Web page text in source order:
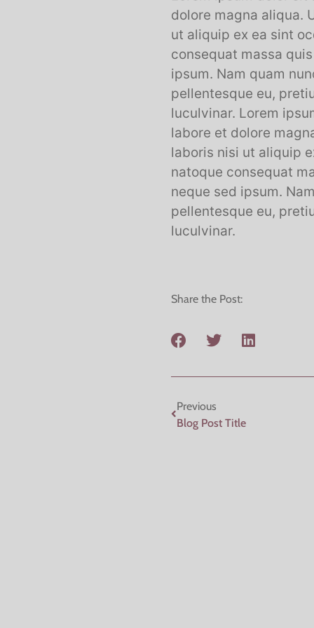
dolore magna aliqua.
ut aliquip ex ea sint
consequat massa
ipsum. Nam quam
pellentesque eu,
luculvinar. Lorem
labore et dolore
laboris nisi ut aliquip
natoque consequat
neque sed ipsum.
pellentesque eu,
luculvinar.
Share the Post:
Previous
Blog Post Title